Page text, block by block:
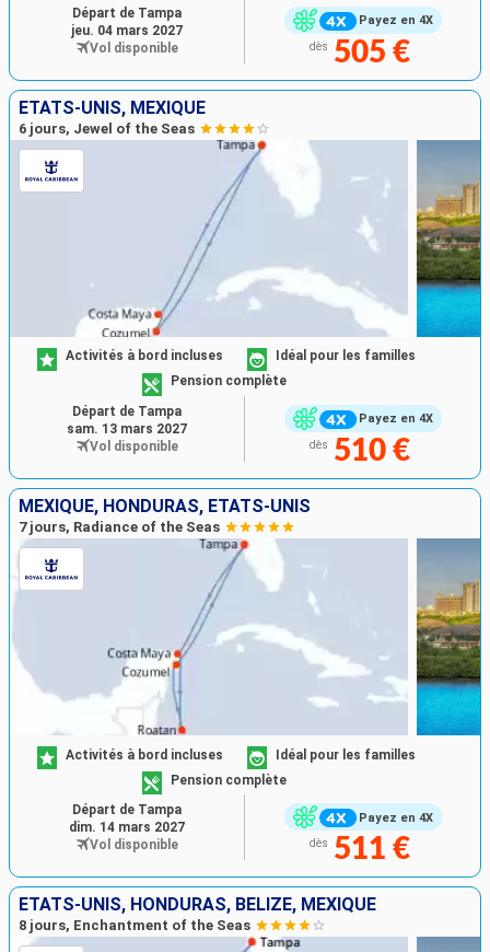
Payez en 4X
dès 505 €
Départ de Tampa
jeu. 04 mars 2027
Vol disponible
ÉTATS-UNIS, MEXIQUE
6 jours, Jewel of the Seas
Payez en 4X
Activités à bord incluses
Idéal pour les familles
Pension complète
dès 510 €
Départ de Tampa
sam. 13 mars 2027
Vol disponible
MEXIQUE, HONDURAS, ÉTATS-UNIS
7 jours, Radiance of the Seas
Payez en 4X
Activités à bord incluses
Idéal pour les familles
Pension complète
dès 511 €
Départ de Tampa
dim. 14 mars 2027
Vol disponible
ÉTATS-UNIS, HONDURAS, BELIZE, MEXIQUE
8 jours, Enchantment of the Seas